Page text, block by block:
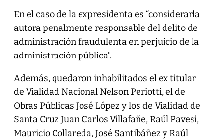
En el caso de la expresidenta es “considerarla
autora penalmente responsable del delito de
administración fraudulenta en perjuicio de la
administración pública”.
Además, quedaron inhabilitados el ex titular
de Vialidad Nacional Nelson Periotti, el de
Obras Públicas José López y los de Vialidad de
Santa Cruz Juan Carlos Villafañe, Raúl Pavesi,
Mauricio Collareda, José Santibáñez y Raúl